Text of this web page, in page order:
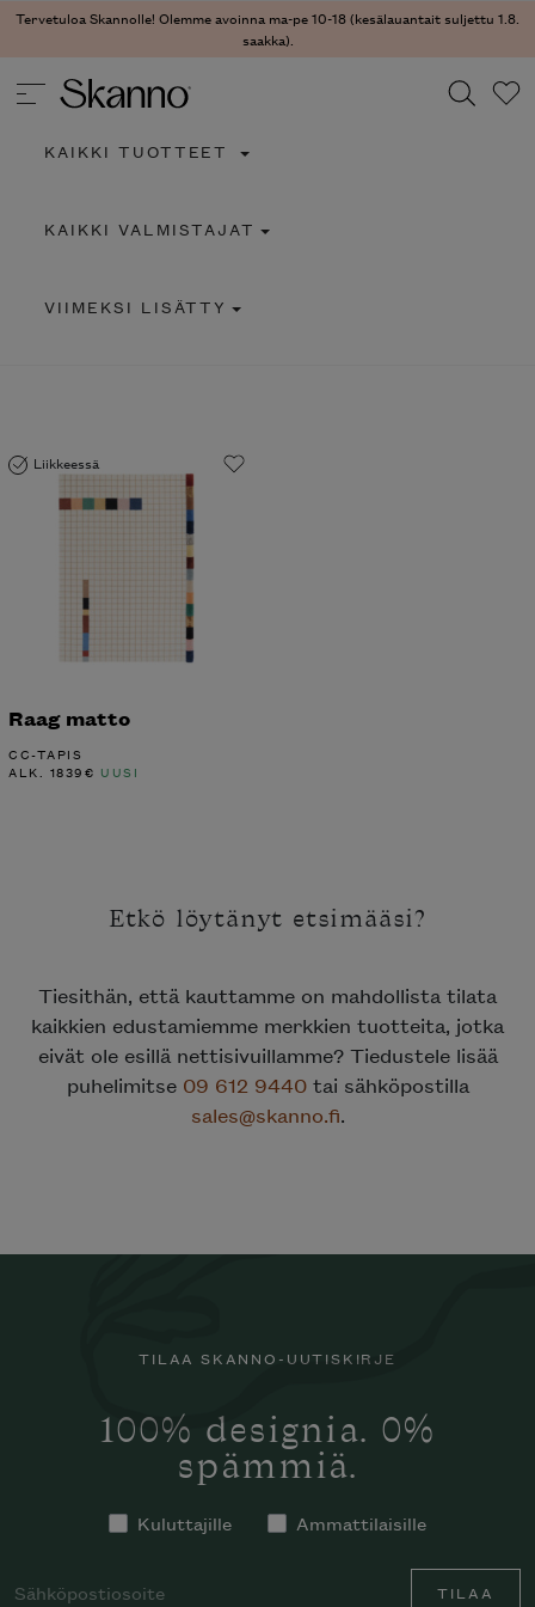
Tervetuloa Skannolle! Olemme avoinna ma-pe 10-18 (kesälauantait suljettu 1.8.
saakka).
Type 2 or more characters for results.
KAIKKI TUOTTEET
KAIKKI VALMISTAJAT
VIIMEKSI LISÄTTY
Liikkeessä
Raag matto
CC-TAPIS
ALK. 1839€ UUSI
Etkö löytänyt etsimääsi?
Tiesithän, että kauttamme on mahdollista tilata
kaikkien edustamiemme merkkien tuotteita, jotka
eivät ole esillä nettisivuillamme? Tiedustele lisää
puhelimitse 09 612 9440tai sähköpostilla
sales@skanno.fi.
TILAA SKANNO-UUTISKIRJE
100% designia. 0%
spämmiä.
Kuluttajille Ammattilaisille
TILAA